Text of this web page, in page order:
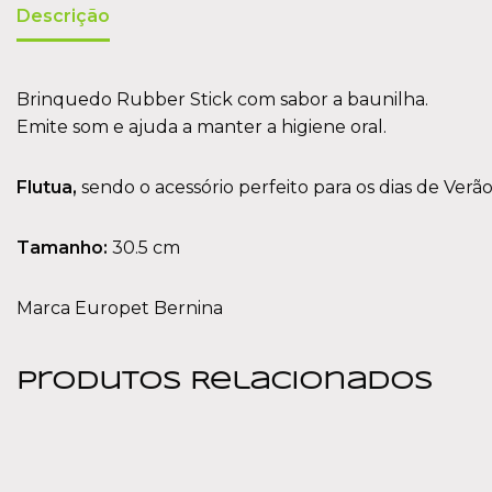
Descrição
Brinquedo Rubber Stick com sabor a baunilha.
Emite som e ajuda a manter a higiene oral.
Flutua, sendo o acessório perfeito para os dias de
Tamanho: 30.5 cm
Marca Europet Bernina
Produtos Relacionados